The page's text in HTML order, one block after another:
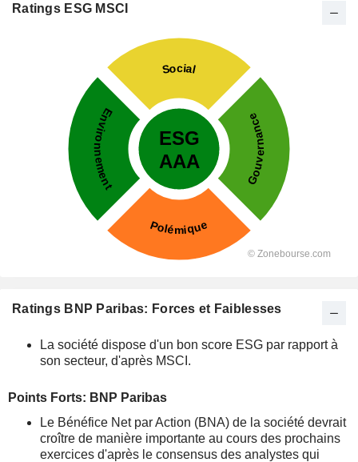
Ratings ESG MSCI
Ratings BNP Paribas: Forces et Faiblesses
La société dispose d'un bon score ESG par rapport à
son secteur, d'après MSCI.
Points Forts: BNP Paribas
Le Bénéfice Net par Action (BNA) de la société devrait
croître de manière importante au cours des prochains
exercices d'après le consensus des analystes qui